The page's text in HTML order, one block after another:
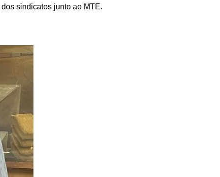
sindicatos junto ao MTE.